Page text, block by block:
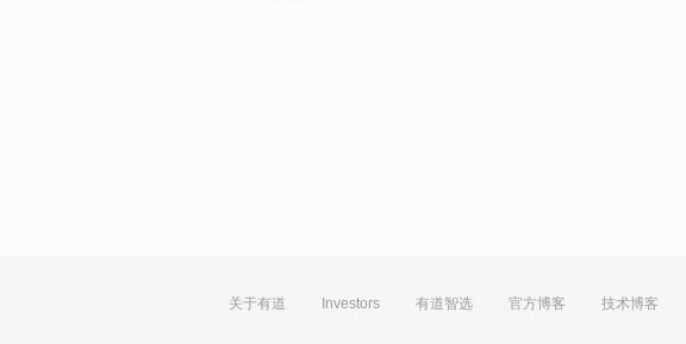
关于有道 Investors 有道智选 官方博客 技术博客